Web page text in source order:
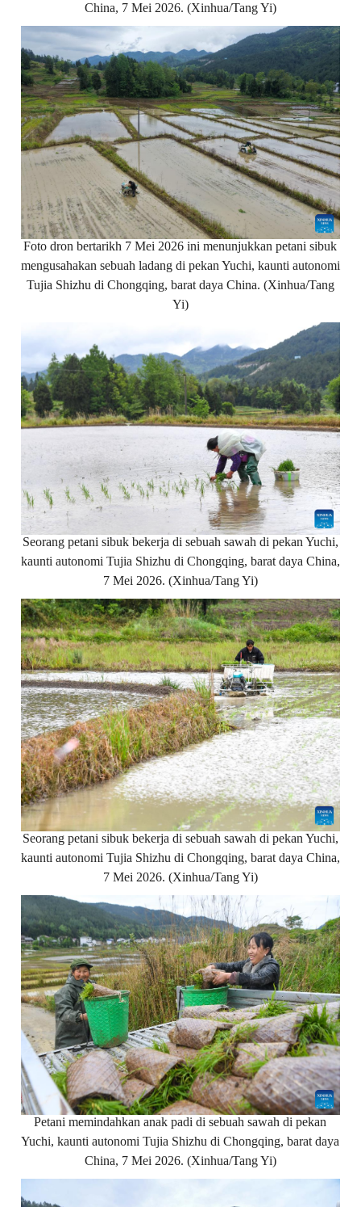
China, 7 Mei 2026. (Xinhua/Tang Yi)
Foto dron bertarikh 7 Mei 2026 ini menunjukkan petani sibuk
mengusahakan sebuah ladang di pekan Yuchi, kaunti autonomi
Tujia Shizhu di Chongqing, barat daya China. (Xinhua/Tang
Yi)
Seorang petani sibuk bekerja di sebuah sawah di pekan Yuchi,
kaunti autonomi Tujia Shizhu di Chongqing, barat daya China,
7 Mei 2026. (Xinhua/Tang Yi)
Seorang petani sibuk bekerja di sebuah sawah di pekan Yuchi,
kaunti autonomi Tujia Shizhu di Chongqing, barat daya China,
7 Mei 2026. (Xinhua/Tang Yi)
Petani memindahkan anak padi di sebuah sawah di pekan
Yuchi, kaunti autonomi Tujia Shizhu di Chongqing, barat daya
China, 7 Mei 2026. (Xinhua/Tang Yi)